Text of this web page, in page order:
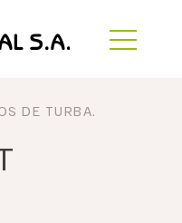
DE TURBA.